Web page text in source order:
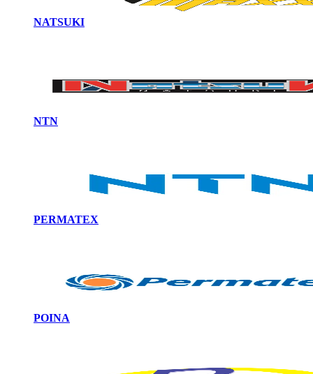
NATSUKI
NTN
PERMATEX
POINA